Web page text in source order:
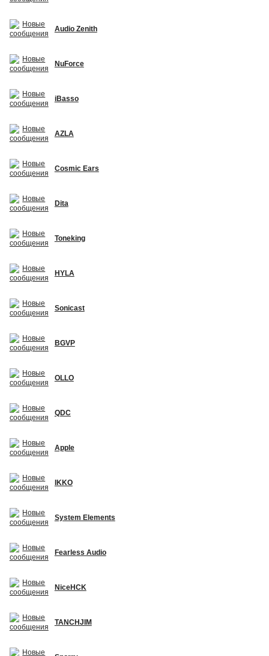
Audio Zenith
NuForce
iBasso
AZLA
Cosmic Ears
Dita
Toneking
HYLA
Sonicast
BGVP
OLLO
QDC
Apple
IKKO
System Elements
Fearless Audio
NiceHCK
TANCHJIM